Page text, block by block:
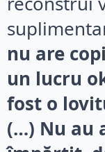
nu are
un lucru
fost o
(…) Nu au